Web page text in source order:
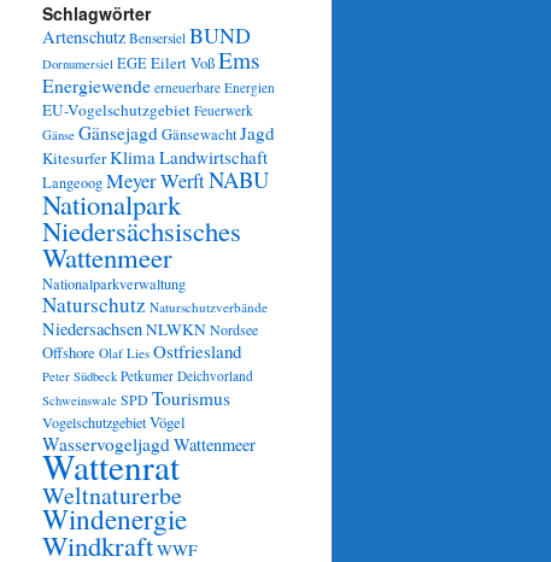
Schlagwörter
Artenschutz Bensersiel BUND
Dornumersiel EGEEilert VoßEms
Energiewende erneuerbare Energien
EU-Vogelschutzgebiet Feuerwerk
Gänse GänsejagdGänsewachtJagd
KitesurferKlimaLandwirtschaft
LangeoogMeyer WerftNABU
Nationalpark
Niedersächsisches
Wattenmeer
Nationalparkverwaltung
Naturschutz Naturschutzverbände
NiedersachsenNLWKNNordsee
Offshore Olaf Lies Ostfriesland
Peter Südbeck Petkumer Deichvorland
Schweinswale SPDTourismus
VogelschutzgebietVögel
WasservogeljagdWattenmeer
Wattenrat
Weltnaturerbe
Windenergie
WindkraftWWF